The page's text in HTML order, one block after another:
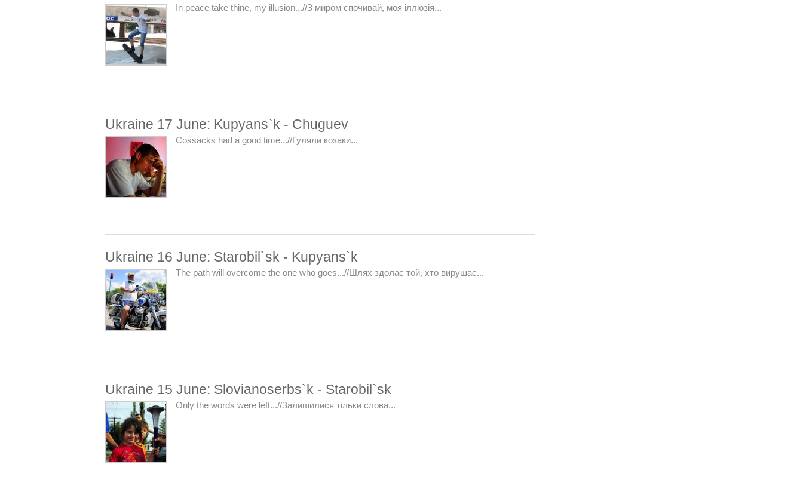
In peace take thine, my illusion...//З миром спочивай, моя іллюзія...
Ukraine 17 June: Kupyans`k - Chuguev
Cossacks had a good time...//Гуляли козаки...
Ukraine 16 June: Starobil`sk - Kupyans`k
The path will overcome the one who goes...//Шлях здолає той, хто вирушає...
Ukraine 15 June: Slovianoserbs`k - Starobil`sk
Only the words were left...//Залишилися тільки слова...